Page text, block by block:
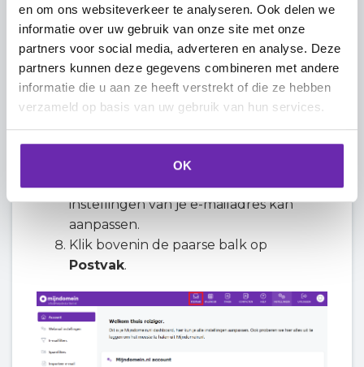
en om ons websiteverkeer te analyseren. Ook delen we
informatie over uw gebruik van onze site met onze
partners voor social media, adverteren en analyse. Deze
partners kunnen deze gegevens combineren met andere
informatie die u aan ze heeft verstrekt of die ze hebben
verzameld op basis van uw gebruik van hun services.
OK
Log je voor de eerste keer in? Dan krijg
je onderstaand scherm te zien. Dit is je
Mijndomein-dashboard, waar je alle
instellingen van je e-mailadres kan
aanpassen.
Klik bovenin de paarse balk op
Postvak.